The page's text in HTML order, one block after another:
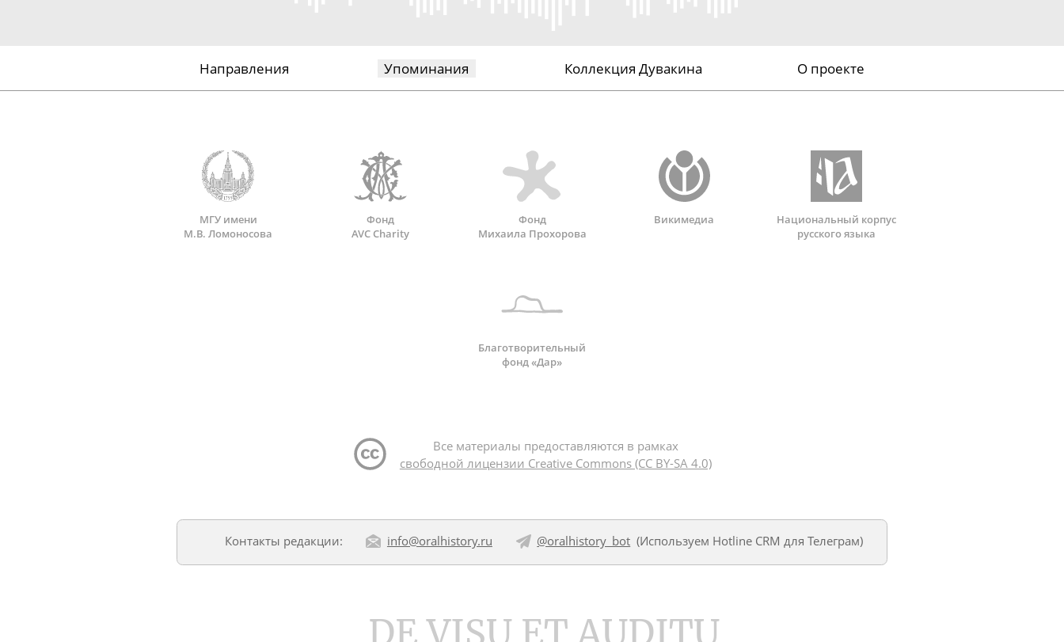
Направления Упоминания Коллекция Дувакина О проекте
МГУ имени
М.В. Ломоносова
Фонд
AVC Charity
Фонд
Михаила Прохорова
Викимедиа
Национальный корпус
русского языка
Благотворительный
фонд «Дар»
Все материалы предоставляются в рамках
свободной лицензии Creative Commons (CC BY-SA 4.0)
Контакты редакции: info@oralhistory.ru @oralhistory_bot (Используем Hotline CRM для Телеграм)